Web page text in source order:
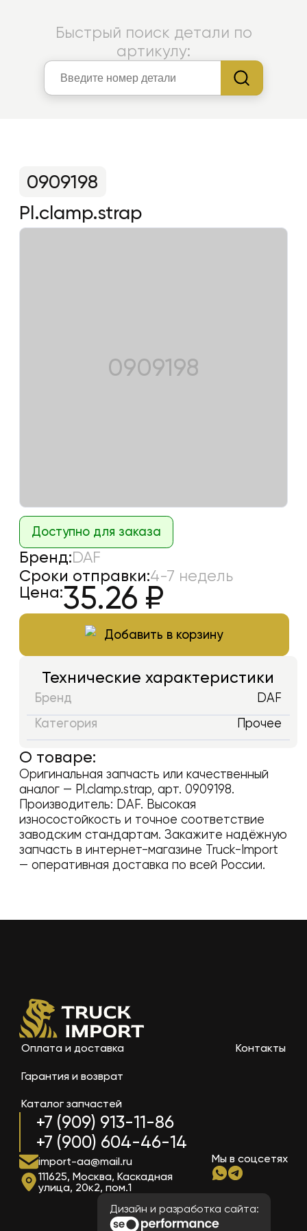
Быстрый поиск детали по
артикулу:
Pl.clamp.strap
0909198
0909198
Доступно для заказа
Бренд:DAF
Сроки отправки:4-7 недель
Цена:35.26 ₽
Добавить в корзину
Технические характеристики
Бренд DAF
Категория Прочее
О товаре:
Оригинальная запчасть или качественный
аналог — Pl.clamp.strap, арт. 0909198.
Производитель: DAF. Высокая
износостойкость и точное соответствие
заводским стандартам. Закажите надёжную
запчасть в интернет-магазине Truck-Import
— оперативная доставка по всей России.
+7 (909) 913-11-86
+7 (900) 604-46-14
Оплата и доставка
Гарантия и возврат
Каталог запчастей
Контакты
import-aa@mail.ru
111625, Москва, Каскадная
улица, 20к2, пом.1
Мы в соцсетях
Дизайн и разработка сайта: